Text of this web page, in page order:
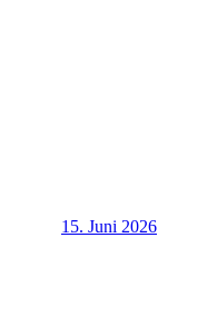
15. Juni 2026